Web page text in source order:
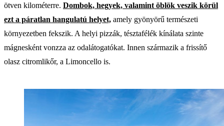
ötven kilométerre. Dombok, hegyek, valamint öblök veszik körül
ezt a páratlan hangulatú helyet, amely gyönyörű természeti
környezetben fekszik. A helyi pizzák, tésztafélék kínálata szinte
mágnesként vonzza az odalátogatókat. Innen származik a frissítő
olasz citromlikőr, a Limoncello is.